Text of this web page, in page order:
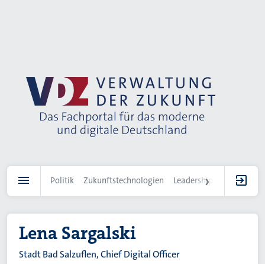
Politik Zukunftstechnologien Leadership IT-
Lena Sargalski
Stadt Bad Salzuflen, Chief Digital Officer